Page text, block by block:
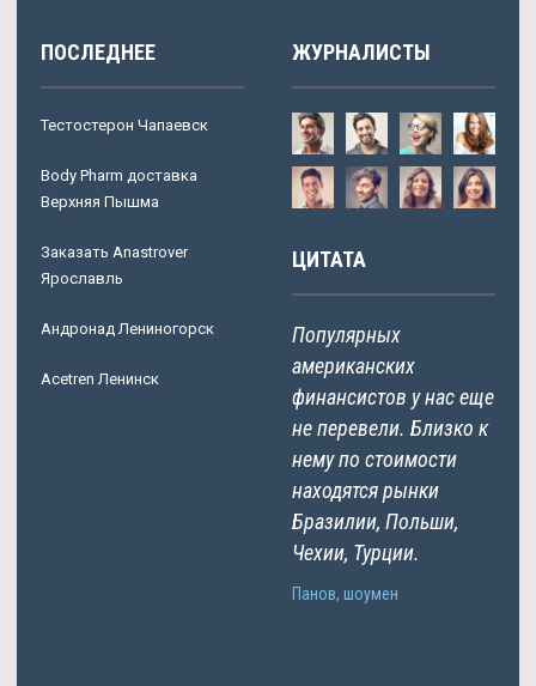
ПОСЛЕДНЕЕ
Тестостерон Чапаевск
Body Pharm доставка
Верхняя Пышма
Заказать Anastrover
Ярославль
Андронад Лениногорск
Acetren Ленинск
ЖУРНАЛИСТЫ
ЦИТАТА
Популярных
американских
финансистов у нас еще
не перевели. Близко к
нему по стоимости
находятся рынки
Бразилии, Польши,
Чехии, Турции.
Панов, шоумен